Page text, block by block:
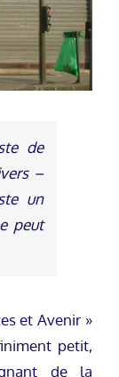
de
–
un
peut
et Avenir »
petit,
de la